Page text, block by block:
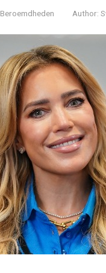
Beroemdheden Author: